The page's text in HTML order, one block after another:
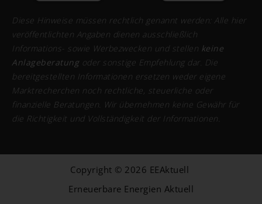
Diese Hinweise müssen rechtlich genannt werden: Alle hier
veröffentlichten Angaben dienen ausschließlich
Informations- sowie Werbezwecken und stellen keine
Anlageberatung oder sonstige Empfehlung dar. Die
bereitgestellten Informationen ersetzen weder eigene
Marktrecherchen noch rechtliche, steuerliche oder
finanzielle Beratungen. Wir übernehmen keine Gewähr für
die Richtigkeit und Vollständigkeit der Informationen.
Copyright © 2026 EEAktuell
Erneuerbare Energien Aktuell